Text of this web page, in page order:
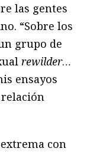
las gentes
“Sobre los
grupo de
rewilder…
ensayos
con